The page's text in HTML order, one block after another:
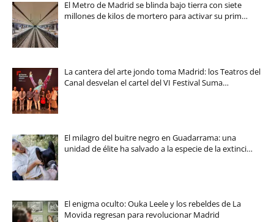
El Metro de Madrid se blinda bajo tierra con siete
millones de kilos de mortero para activar su prim…
La cantera del arte jondo toma Madrid: los Teatros del
Canal desvelan el cartel del VI Festival Suma…
El milagro del buitre negro en Guadarrama: una
unidad de élite ha salvado a la especie de la extinci…
El enigma oculto: Ouka Leele y los rebeldes de La
Movida regresan para revolucionar Madrid